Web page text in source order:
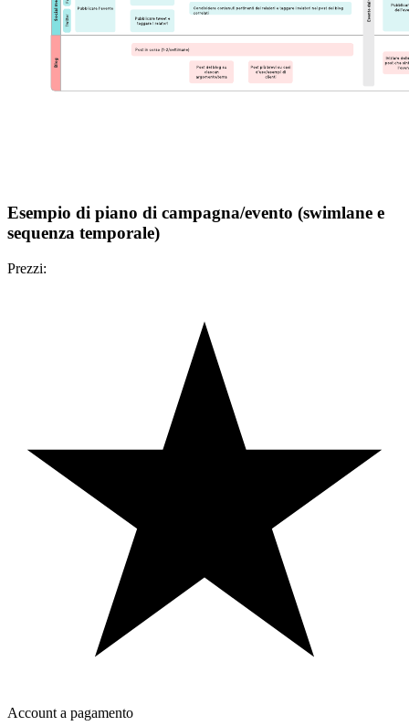
Esempio di piano di campagna/evento (swimlane e
sequenza temporale)
Prezzi:
Account a pagamento